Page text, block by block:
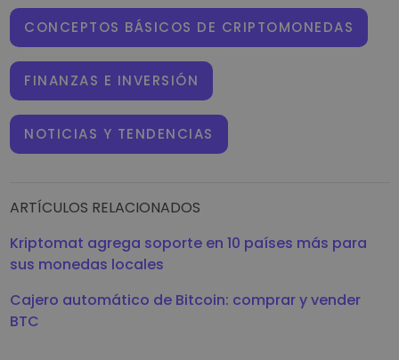
CONCEPTOS BÁSICOS DE CRIPTOMONEDAS
FINANZAS E INVERSIÓN
NOTICIAS Y TENDENCIAS
ARTÍCULOS RELACIONADOS
Kriptomat agrega soporte en 10 países más para
sus monedas locales
Cajero automático de Bitcoin: comprar y vender
BTC